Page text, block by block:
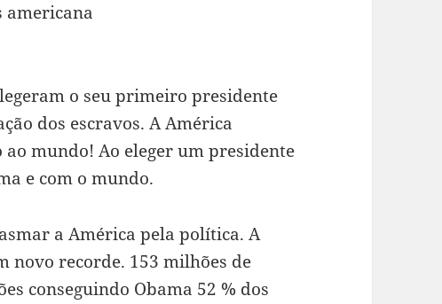
americana
o seu primeiro presidente
dos escravos. A América
mundo! Ao eleger um presidente
e com o mundo.
a América pela política. A
novo recorde. 153 milhões de
conseguindo Obama 52 % dos